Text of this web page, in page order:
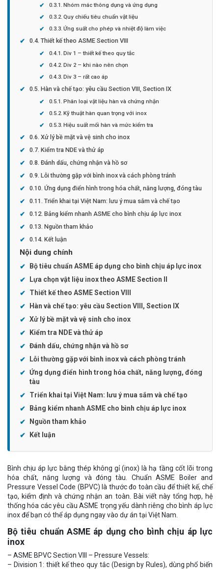
Nhóm mác thông dụng và ứng dụng
Quy chiếu tiêu chuẩn vật liệu
Ứng suất cho phép và nhiệt độ làm việc
Thiết kế theo ASME Section VIII
Div 1 – thiết kế theo quy tắc
Div 2 – khi nào nên chọn
Div 3 – rất cao áp
Hàn và chế tạo: yêu cầu Section VIII, Section IX
Phân loại vật liệu hàn và chứng nhận
Kỹ thuật hàn quan trọng với inox
Hiệu suất mối hàn và mức kiểm tra
Xử lý bề mặt và vệ sinh cho inox
Kiểm tra NDE và thử áp
Đánh dấu, chứng nhận và hồ sơ
Lỗi thường gặp với bình inox và cách phòng tránh
Ứng dụng điển hình trong hóa chất, năng lượng, đóng tàu
Triển khai tại Việt Nam: lưu ý mua sắm và chế tạo
Bảng kiểm nhanh ASME cho bình chịu áp lực inox
Nguồn tham khảo
Kết luận
Nội dung chính
Bộ tiêu chuẩn ASME áp dụng cho bình chịu áp lực inox
Lựa chọn vật liệu inox theo ASME Section II
Thiết kế theo ASME Section VIII
Hàn và chế tạo: yêu cầu Section VIII, Section IX
Xử lý bề mặt và vệ sinh cho inox
Kiểm tra NDE và thử áp
Đánh dấu, chứng nhận và hồ sơ
Lỗi thường gặp với bình inox và cách phòng tránh
Ứng dụng điển hình trong hóa chất, năng lượng, đóng
tàu
Triển khai tại Việt Nam: lưu ý mua sắm và chế tạo
Bảng kiểm nhanh ASME cho bình chịu áp lực inox
Nguồn tham khảo
Kết luận
Bình chịu áp lực bằng thép không gỉ (inox) là hạ tầng cốt lõi trong
hóa chất, năng lượng và đóng tàu. Chuẩn ASME Boiler and
Pressure Vessel Code (BPVC) là thước đo toàn cầu để thiết kế, chế
tạo, kiểm định và chứng nhận an toàn. Bài viết này tổng hợp, hệ
thống hóa các yêu cầu ASME trọng yếu dành riêng cho bình áp lực
inox để bạn có thể áp dụng ngay vào dự án tại Việt Nam.
Bộ tiêu chuẩn ASME áp dụng cho bình chịu áp lực
inox
– ASME BPVC Section VIII – Pressure Vessels:
– Division 1: thiết kế theo quy tắc (Design by Rules), dùng phổ biến